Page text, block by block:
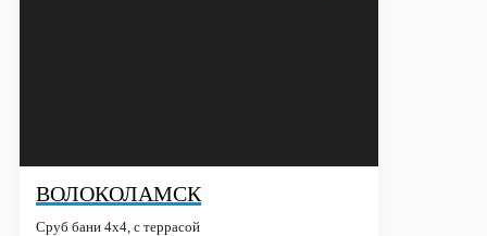
ВОЛОКОЛАМСК
Сруб бани 4х4, с террасой